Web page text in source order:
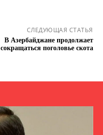
СЛЕДУЮЩАЯ СТАТЬЯ
В Азербайджане продолжает
сокращаться поголовье скота